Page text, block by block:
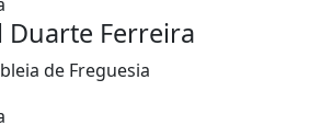
Duarte Ferreira
de Freguesia